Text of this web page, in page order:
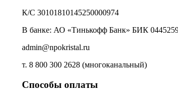
К/С 30101810145250000974
В банке: АО «Тинькофф Банк» БИК
admin@npokristal.ru
т. 8 800 300 2628 (многоканальный)
Способы оплаты